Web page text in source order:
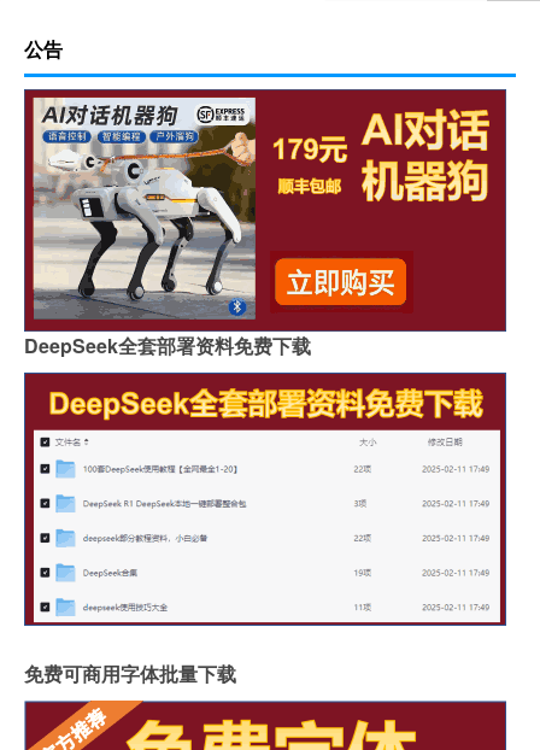
公告
DeepSeek全套部署资料免费下载
免费可商用字体批量下载